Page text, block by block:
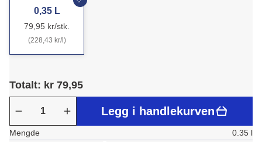
0,35 L
79,95 kr/stk.
(228,43 kr/l)
Totalt: kr 79,95
Legg i handlekurven
Mengde
0.35 l